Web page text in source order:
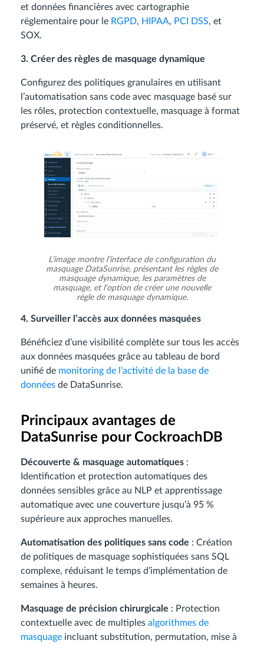
et données financières avec cartographie
réglementaire pour le RGPD, HIPAA, PCI DSS, et
SOX.
3. Créer des règles de masquage dynamique
Configurez des politiques granulaires en utilisant
l’automatisation sans code avec masquage basé sur
les rôles, protection contextuelle, masquage à format
préservé, et règles conditionnelles.
L’image montre l’interface de configuration du
masquage DataSunrise, présentant les règles de
masquage dynamique, les paramètres de
masquage, et l’option de créer une nouvelle
règle de masquage dynamique.
4. Surveiller l’accès aux données masquées
Bénéficiez d’une visibilité complète sur tous les accès
aux données masquées grâce au tableau de bord
unifié de monitoring de l’activité de la base de
données de DataSunrise.
Principaux avantages de
DataSunrise pour CockroachDB
Découverte & masquage automatiques :
Identification et protection automatiques des
données sensibles grâce au NLP et apprentissage
automatique avec une couverture jusqu’à 95 %
supérieure aux approches manuelles.
Automatisation des politiques sans code : Création
de politiques de masquage sophistiquées sans SQL
complexe, réduisant le temps d’implémentation de
semaines à heures.
Masquage de précision chirurgicale : Protection
contextuelle avec de multiples algorithmes de
masquage incluant substitution, permutation, mise à